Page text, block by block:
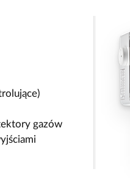
gazów